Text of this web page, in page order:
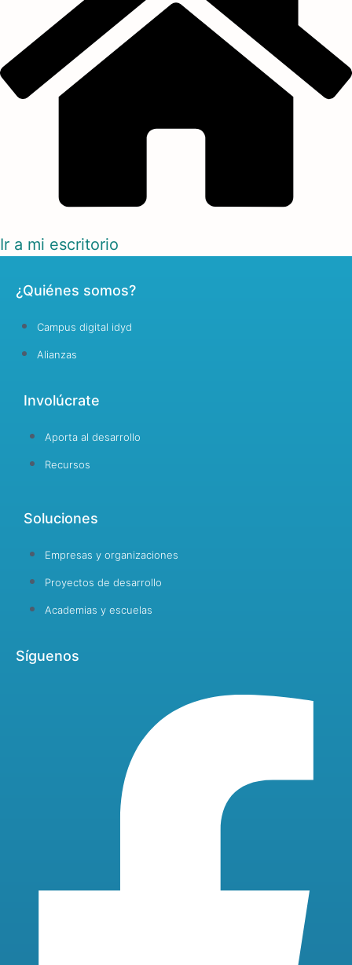
Ir a mi escritorio
¿Quiénes somos?
Campus digital idyd
Alianzas
Involúcrate
Aporta al desarrollo
Recursos
Soluciones
Empresas y organizaciones
Proyectos de desarrollo
Academias y escuelas
Síguenos